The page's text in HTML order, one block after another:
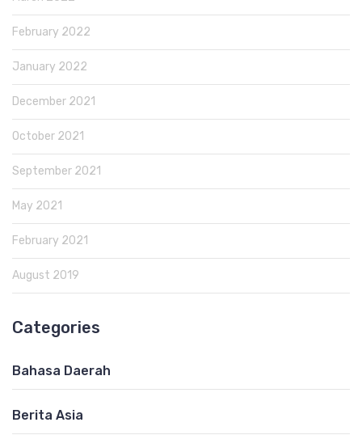
February 2022
January 2022
December 2021
October 2021
September 2021
May 2021
February 2021
August 2019
Categories
Bahasa Daerah
Berita Asia